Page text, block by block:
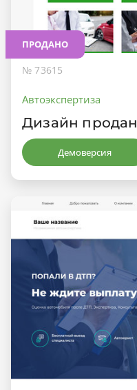
ПРОДАНО
№ 73615
Автоэкспертиза
Дизайн продан
Демоверсия